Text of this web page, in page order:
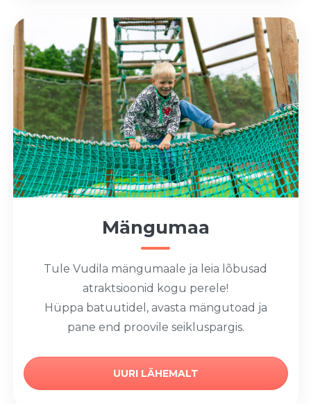
Mängumaa
Tule Vudila mängumaale ja leia lõbusad
atraktsioonid kogu perele!
Hüppa batuutidel, avasta mängutoad ja
pane end proovile seikluspargis.
UURI LÄHEMALT